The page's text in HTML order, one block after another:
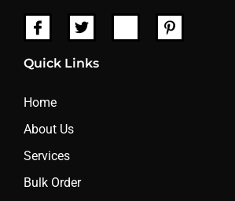
Quick Links
Home
About Us
Services
Bulk Order